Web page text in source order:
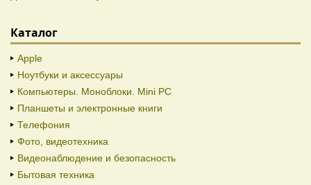
Каталог
Apple
Ноутбуки и аксессуары
Компьютеры. Моноблоки. Mini PC
Планшеты и электронные книги
Телефония
Фото, видеотехника
Видеонаблюдение и безопасность
Бытовая техника